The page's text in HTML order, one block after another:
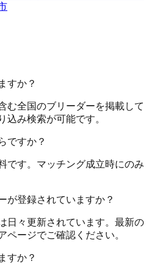
すか？
む全国のブリーダーを掲載して
込み検索が可能です。
ですか？
です。マッチング成立時にのみ
が登録されていますか？
日々更新されています。最新の
ページでご確認ください。
すか？